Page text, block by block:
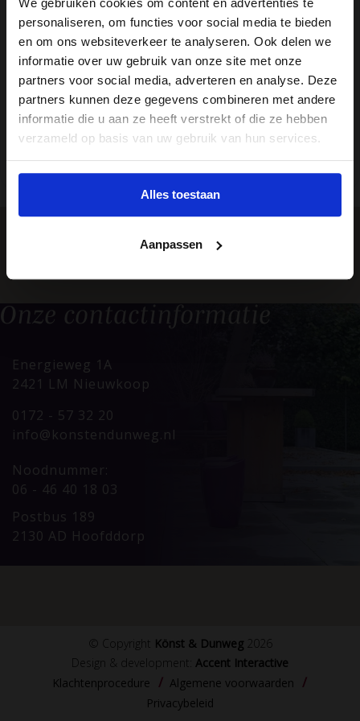
personaliseren, om functies voor social media te bieden
en om ons websiteverkeer te analyseren. Ook delen we
informatie over uw gebruik van onze site met onze
partners voor social media, adverteren en analyse. Deze
partners kunnen deze gegevens combineren met andere
informatie die u aan ze heeft verstrekt of die ze hebben
verzameld op basis van uw gebruik van hun services.
Alles toestaan
Aanpassen
Bij de wens om begraven te worden, dient
een keuze gemaakt te worden over het
soort graf: algemeen of particulier. Maar
wat zijn dan de belangrijkste verschillen
tussen deze graven?
Lees verder
Onze contactinformatie
Energieweg 1A
2421 LM Nieuwkoop
0172 - 57 32 20
info@konstendunweg.nl
Noodnummer:
06 - 46 40 18 03
Postbus 189
2130 AD Hoofddorp
© Copyright Könst & Dunweg2026
Design & development: Accent Interactive
Klachtenprocedure
Algemene voorwaarden
Privacybeleid